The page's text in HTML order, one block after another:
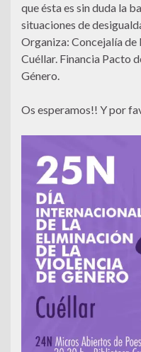
que ésta es sin duda la
situaciones de
Organiza: Concejalía
Cuéllar. Financia Pacto
Género.
Os esperamos!! Y por